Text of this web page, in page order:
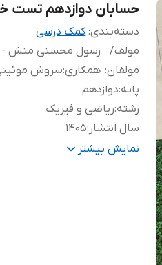
حسابان دوازدهم تست
دسته‌بندی:کمک درسی
مولف/
مولفان:
رسول محسنی منش -
همکاری:سروش
پایه:دوازدهم
رشته:ریاضی و فیزیک
سال انتشار :
1405
تعداد صفحات :
456 نمایش بیشتر